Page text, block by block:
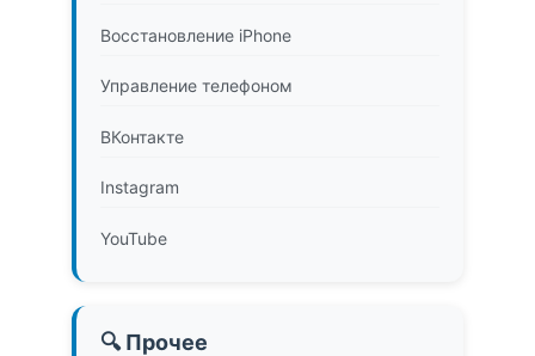
Восстановление iPhone
Управление телефоном
ВКонтакте
Instagram
YouTube
🔍 Прочее